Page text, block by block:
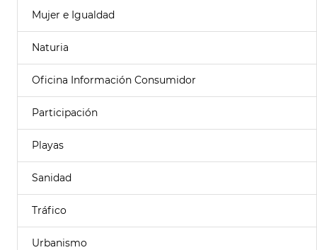
Mujer e Igualdad
Naturia
Oficina Información Consumidor
Participación
Playas
Sanidad
Tráfico
Urbanismo